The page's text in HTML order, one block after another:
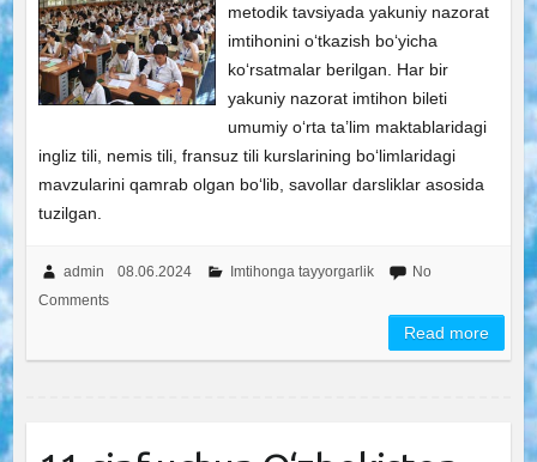
metodik tavsiyada yakuniy nazorat
imtihonini o‘tkazish bo‘yicha
ko‘rsatmalar berilgan. Har bir
yakuniy nazorat imtihon bileti
umumiy o‘rta ta’lim maktablaridagi
ingliz tili, nemis tili, fransuz tili kurslarining bo‘limlaridagi
mavzularini qamrab olgan bo‘lib, savollar darsliklar asosida
tuzilgan.
admin 08.06.2024 Imtihonga tayyorgarlik
No
Comments
Read more